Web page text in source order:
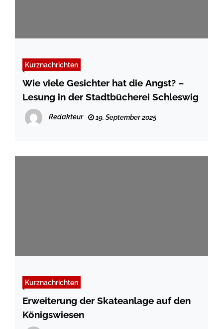
Kurznachrichten
Wie viele Gesichter hat die Angst? –
Lesung in der Stadtbücherei Schleswig
Redakteur 19. September 2025
Kurznachrichten
Erweiterung der Skateanlage auf den
Königswiesen